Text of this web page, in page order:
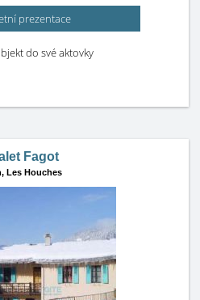
prezentace
do své aktovky
Fagot
Les Houches